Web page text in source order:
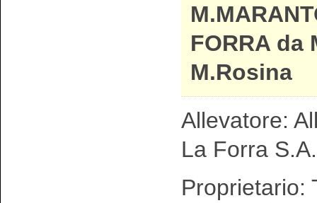
FORRA da
M.Rosina
Allevatore:
La Forra
Proprietario: